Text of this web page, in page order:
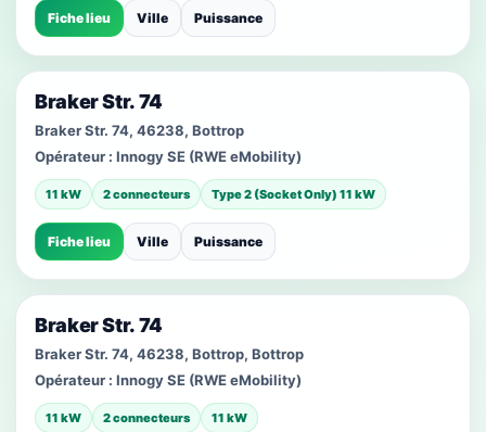
Fiche lieu Ville Puissance
Braker Str. 74
Braker Str. 74, 46238, Bottrop
Opérateur : Innogy SE (RWE eMobility)
11 kW 2 connecteurs Type 2 (Socket Only) 11 kW
Fiche lieu Ville Puissance
Braker Str. 74
Braker Str. 74, 46238, Bottrop, Bottrop
Opérateur : Innogy SE (RWE eMobility)
11 kW 2 connecteurs 11 kW